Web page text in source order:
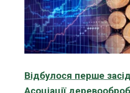
Відбулося перше